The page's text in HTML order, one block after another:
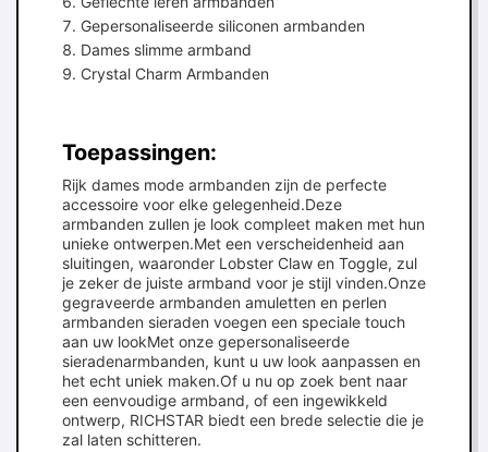
Gepersonaliseerde siliconen armbanden
Dames slimme armband
Crystal Charm Armbanden
Toepassingen:
Rijk dames mode armbanden zijn de perfecte
accessoire voor elke gelegenheid.Deze
armbanden zullen je look compleet maken met hun
unieke ontwerpen.Met een verscheidenheid aan
sluitingen, waaronder Lobster Claw en Toggle, zul
je zeker de juiste armband voor je stijl vinden.Onze
gegraveerde armbanden amuletten en perlen
armbanden sieraden voegen een speciale touch
aan uw lookMet onze gepersonaliseerde
sieradenarmbanden, kunt u uw look aanpassen en
het echt uniek maken.Of u nu op zoek bent naar
een eenvoudige armband, of een ingewikkeld
ontwerp, RICHSTAR biedt een brede selectie die je
zal laten schitteren.